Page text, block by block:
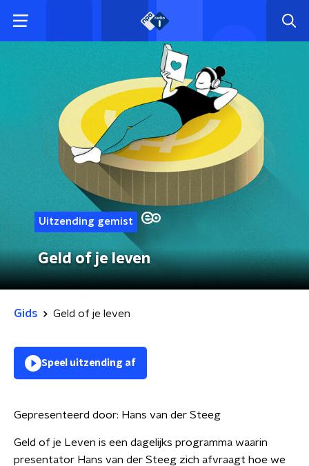
Uitzending gemist
Geld of je leven
Gids Geld of je leven
Speel uitzending af
Gepresenteerd door: Hans van der Steeg
Geld of je Leven is een dagelijks programma waarin
presentator Hans van der Steeg zich afvraagt hoe we